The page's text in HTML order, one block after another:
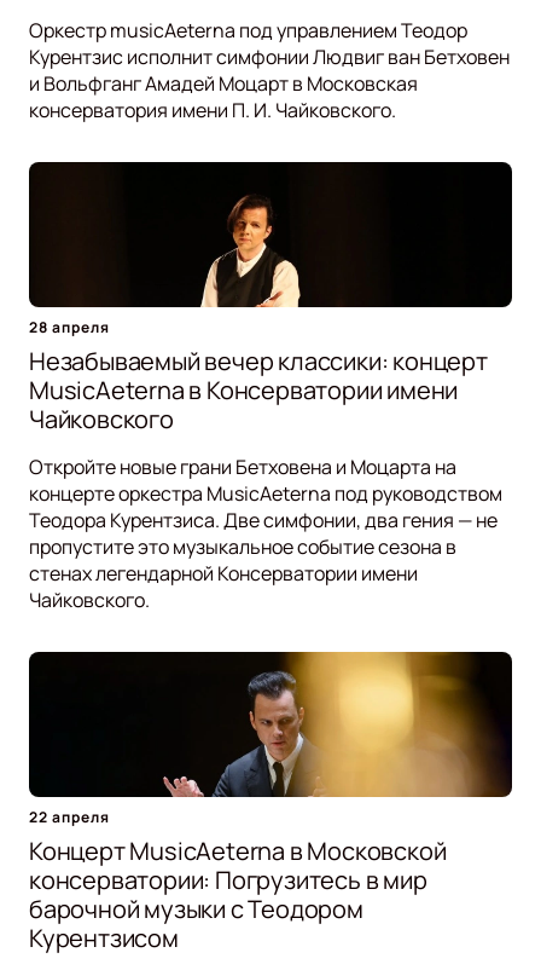
Оркестр musicAeterna под управлением Теодор
Курентзис исполнит симфонии Людвиг ван Бетховен
и Вольфганг Амадей Моцарт в Московская
консерватория имени П. И. Чайковского.
28 апреля
Незабываемый вечер классики: концерт
MusicAeterna в Консерватории имени
Чайковского
Откройте новые грани Бетховена и Моцарта на
концерте оркестра MusicAeterna под руководством
Теодора Курентзиса. Две симфонии, два гения — не
пропустите это музыкальное событие сезона в
стенах легендарной Консерватории имени
Чайковского.
22 апреля
Концерт MusicAeterna в Московской
консерватории: Погрузитесь в мир
барочной музыки с Теодором
Курентзисом